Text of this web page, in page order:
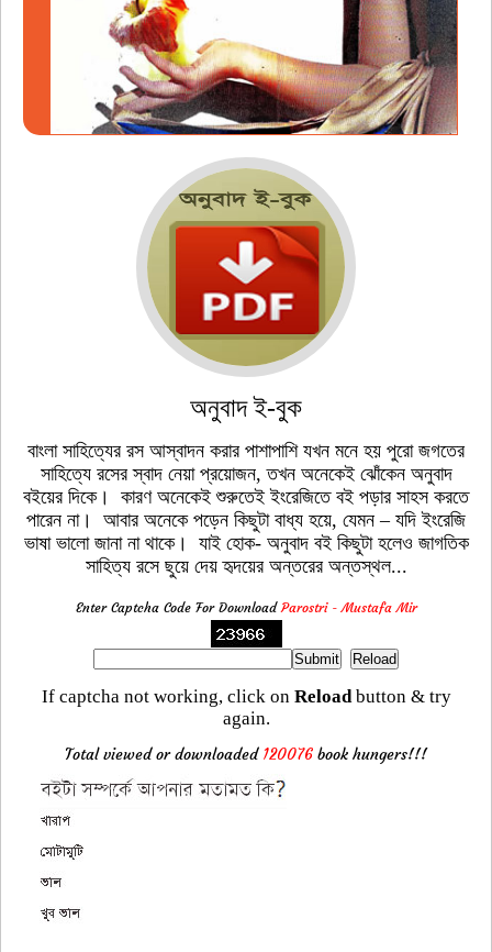
অনুবাদ ই-বুক
বাংলা সাহিত্যের রস আস্বাদন করার পাশাপাশি যখন মনে হয় পুরো জগতের
সাহিত্যে রসের স্বাদ নেয়া প্রয়োজন, তখন অনেকেই ঝোঁকেন অনুবাদ
বইয়ের দিকে। কারণ অনেকেই শুরুতেই ইংরেজিতে বই পড়ার সাহস করতে
পারেন না। আবার অনেকে পড়েন কিছুটা বাধ্য হয়ে, যেমন – যদি ইংরেজি
ভাষা ভালো জানা না থাকে। যাই হোক- অনুবাদ বই কিছুটা হলেও জাগতিক
সাহিত্য রসে ছুয়ে দেয় হৃদয়ের অন্তরের অন্তস্থল...
Enter Captcha Code For DownloadParostri - Mustafa Mir
If captcha not working, click on Reloadbutton & try
again.
Total viewed or downloaded 120076 book hungers!!!